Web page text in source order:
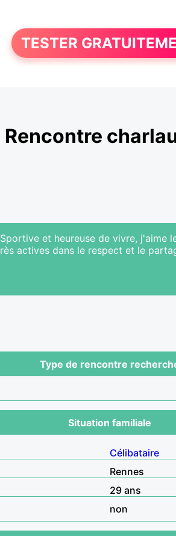
TESTER
Rencontre
Sportive et heureuse de vivre, j'aime
rès actives dans le respect et le
Type de rencontre
Situation familiale
Célibataire
Rennes
29 ans
non